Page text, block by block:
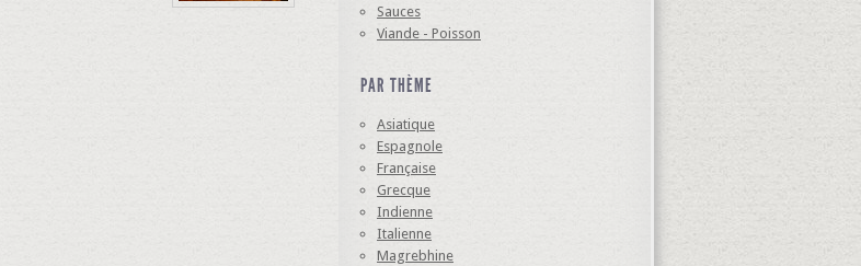
Sauces
Viande - Poisson
PAR THÈME
Asiatique
Espagnole
Française
Grecque
Indienne
Italienne
Magrebhine